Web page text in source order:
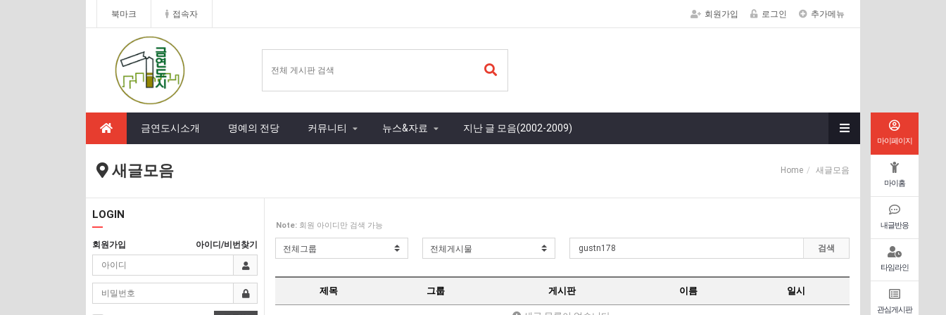
북마크 접속자 회원가입 로그인 추가메뉴
금연도시소개 명예의 전당 커뮤니티 뉴스&자료 지난 글 모음(2002-2009)
새글모음 Home 새글모음
마이페이지
마이홈
내글반응
타임라인
관심게시판
LOGIN
회원가입 아이디/비번찾기
Note: 회원 아이디만 검색 가능
검색
제목 그룹 게시판 이름 일시